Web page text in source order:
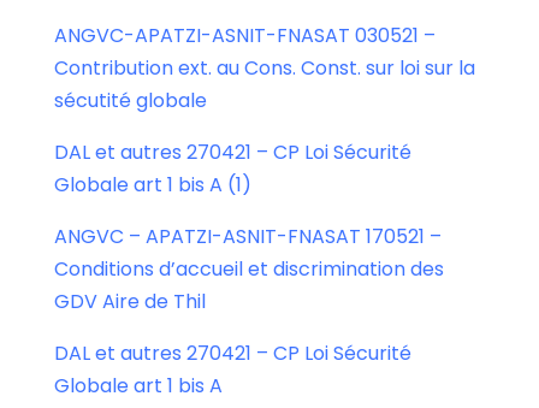
ANGVC-APATZI-ASNIT-FNASAT 030521 –
Contribution ext. au Cons. Const. sur loi sur la
sécutité globale
DAL et autres 270421 – CP Loi Sécurité
Globale art 1 bis A (1)
ANGVC – APATZI-ASNIT-FNASAT 170521 –
Conditions d’accueil et discrimination des
GDV Aire de Thil
DAL et autres 270421 – CP Loi Sécurité
Globale art 1 bis A